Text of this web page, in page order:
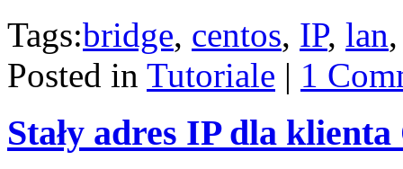
Tags:bridge, centos, IP, lan
Posted in Tutoriale | 1
Stały adres IP dla